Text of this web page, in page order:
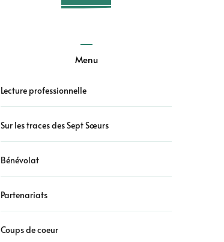
Menu
Lecture professionnelle
Sur les traces des Sept Sœurs
Bénévolat
Partenariats
Coups de coeur